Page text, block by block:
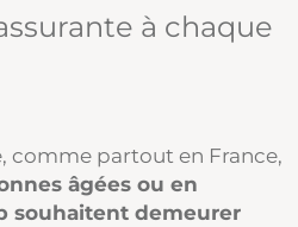
à chaque
comme partout en France,
âgées ou en
souhaitent demeurer